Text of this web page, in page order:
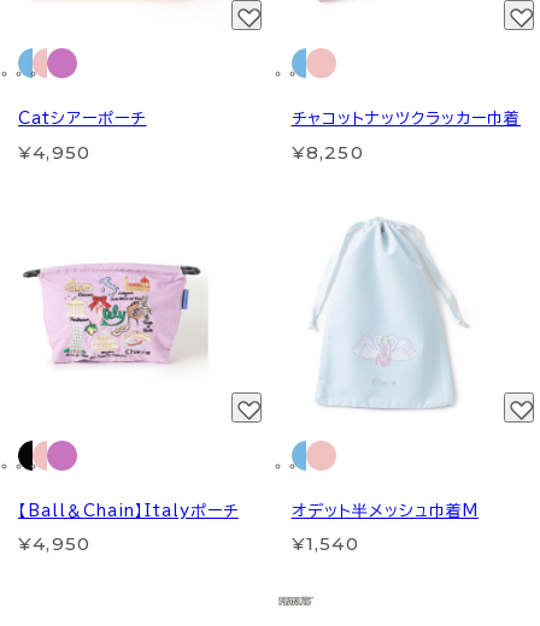
Catシアーポーチ
¥4,950
チャコットナッツクラッカー巾着
¥8,250
【Ball＆Chain】Italyポーチ
¥4,950
オデット半メッシュ巾着M
¥1,540